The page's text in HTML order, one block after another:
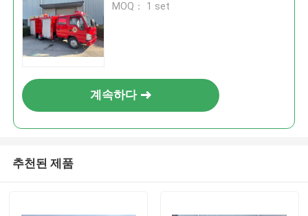
MOQ： 1 set
계속하다
추천된 제품